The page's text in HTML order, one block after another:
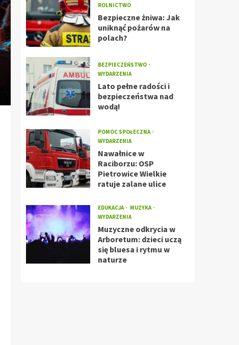
ROLNICTWO
Bezpieczne żniwa: Jak
uniknąć pożarów na
polach?
BEZPIECZEŃSTWO
WYDARZENIA
Lato pełne radości i
bezpieczeństwa nad
wodą!
POMOC SPOŁECZNA
WYDARZENIA
Nawałnice w
Raciborzu: OSP
Pietrowice Wielkie
ratuje zalane ulice
EDUKACJA
MUZYKA
WYDARZENIA
Muzyczne odkrycia w
Arboretum: dzieci uczą
się bluesa i rytmu w
naturze